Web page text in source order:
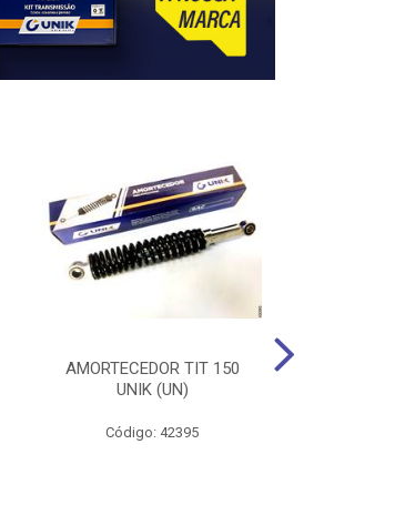
AMORTECEDOR TIT 150
UNIK (UN)
Código: 42395